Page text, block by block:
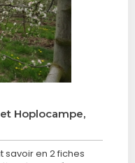
Hoplocampe,
savoir en 2 fiches